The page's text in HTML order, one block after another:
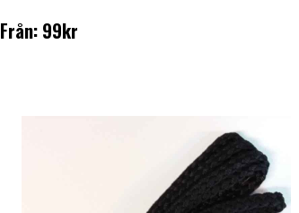
Från: 99kr